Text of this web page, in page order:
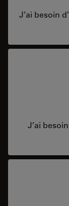
J’ai besoin
J’ai